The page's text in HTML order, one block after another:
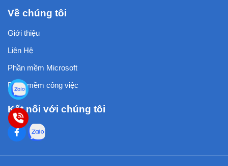
Về chúng tôi
Giới thiệu
Liên Hệ
Phần mềm Microsoft
Phần mềm công việc
Kết nối với chúng tôi